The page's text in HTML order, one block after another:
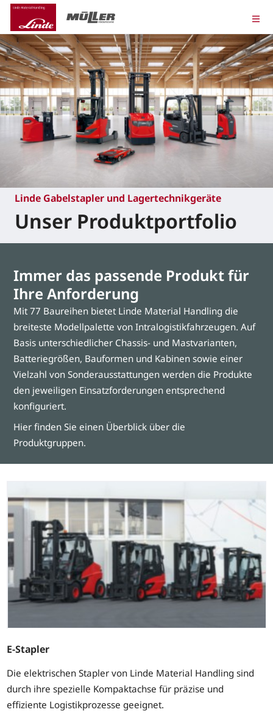
Linde Gabelstapler und Lagertechnikgeräte
Unser Produktportfolio
Immer das passende Produkt für
Ihre Anforderung
Mit 77 Baureihen bietet Linde Material Handling die
breiteste Modellpalette von Intralogistikfahrzeugen. Auf
Basis unterschiedlicher Chassis- und Mastvarianten,
Batteriegrößen, Bauformen und Kabinen sowie einer
Vielzahl von Sonderausstattungen werden die Produkte
den jeweiligen Einsatzforderungen entsprechend
konfiguriert.
Hier finden Sie einen Überblick über die
Produktgruppen.
E-Stapler
Die elektrischen Stapler von Linde Material Handling sind
durch ihre spezielle Kompaktachse für präzise und
effiziente Logistikprozesse geeignet.